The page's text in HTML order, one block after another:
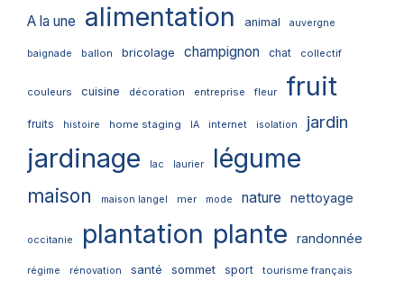
A la une alimentation animal auvergne
baignade ballon bricolage champignon chat collectif
couleurs cuisine décoration entreprise fleur fruit
fruits histoire home staging IA internet isolation jardin
jardinage lac laurier légume
maison maison langel mer mode nature nettoyage
occitanie plantation plante randonnée
régime rénovation santé sommet sport tourisme français